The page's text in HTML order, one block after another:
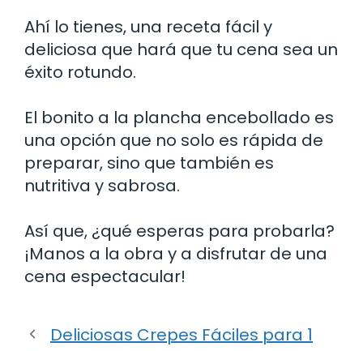
Ahí lo tienes, una receta fácil y
deliciosa que hará que tu cena sea un
éxito rotundo.
El bonito a la plancha encebollado es
una opción que no solo es rápida de
preparar, sino que también es
nutritiva y sabrosa.
Así que, ¿qué esperas para probarla?
¡Manos a la obra y a disfrutar de una
cena espectacular!
Deliciosas Crepes Fáciles para 1